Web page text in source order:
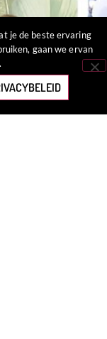
je de beste ervaring
gaan we ervan